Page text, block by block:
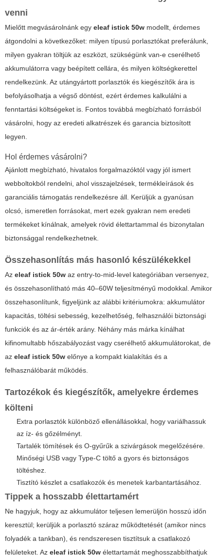
venni
Mielőtt megvásárolnánk egy eleaf istick 50w modellt, érdemes
átgondolni a következőket: milyen típusú porlasztókat preferálunk,
milyen gyakran töltjük az eszközt, szükségünk van-e cserélhető
akkumulátorra vagy beépített cellára, és milyen költségkerettel
rendelkezünk. Az utángyártott porlasztók és kiegészítők ára is
befolyásolhatja a végső döntést, ezért érdemes kalkulálni a
fenntartási költségeket is. Fontos továbbá megbízható forrásból
vásárolni, hogy az eredeti alkatrészek és garancia biztosított
legyen.
Hol érdemes vásárolni?
Ajánlott megbízható, hivatalos forgalmazóktól vagy jól ismert
webboltokból rendelni, ahol visszajelzések, termékleírások és
garanciális támogatás rendelkezésre áll. Kerüljük a gyanúsan
olcsó, ismeretlen forrásokat, mert ezek gyakran nem eredeti
termékeket kínálnak, amelyek rövid élettartammal és bizonytalan
biztonsággal rendelkezhetnek.
Összehasonlítás más hasonló készülékekkel
Az eleaf istick 50w az entry-to-mid-level kategóriában versenyez,
és összehasonlítható más 40–60W teljesítményű modokkal. Amikor
összehasonlítunk, figyeljünk az alábbi kritériumokra: akkumulátor
kapacitás, töltési sebesség, kezelhetőség, felhasználói biztonsági
funkciók és az ár-érték arány. Néhány más márka kínálhat
kifinomultabb hőszabályozást vagy cserélhető akkumulátorokat, de
az eleaf istick 50w előnye a kompakt kialakítás és a
felhasználóbarát működés.
Tartozékok és kiegészítők, amelyekre érdemes
költeni
Extra porlasztók különböző ellenállásokkal, hogy variálhassuk
az íz- és gőzélményt.
Tartalék tömítések és O-gyűrűk a szivárgások megelőzésére.
Minőségi USB vagy Type-C töltő a gyors és biztonságos
töltéshez.
Tisztító készlet a csatlakozók és menetek karbantartásához.
Tippek a hosszabb élettartamért
Ne hagyjuk, hogy az akkumulátor teljesen lemerüljön hosszú időn
keresztül; kerüljük a porlasztó száraz működtetését (amikor nincs
folyadék a tankban), és rendszeresen tisztítsuk a csatlakozó
felületeket. Az eleaf istick 50w élettartamát meghosszabbíthatjuk